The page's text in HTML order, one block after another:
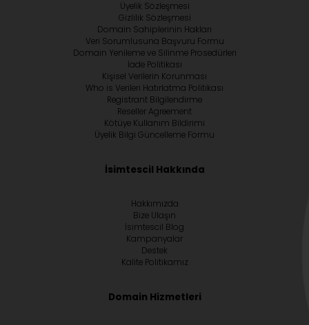
Üyelik Sözleşmesi
Gizlilik Sözleşmesi
Domain Sahiplerinin Hakları
Veri Sorumlusuna Başvuru Formu
Domain Yenileme ve Silinme Prosedürleri
İade Politikası
Kişisel Verilerin Korunması
Who is Verileri Hatırlatma Politikası
Registrant Bilgilendirme
Reseller Agreement
Kötüye Kullanım Bildirimi
Üyelik Bilgi Güncelleme Formu
İsimtescil Hakkında
Hakkımızda
Bize Ulaşın
İsimtescil Blog
Kampanyalar
Destek
Kalite Politikamız
Domain Hizmetleri